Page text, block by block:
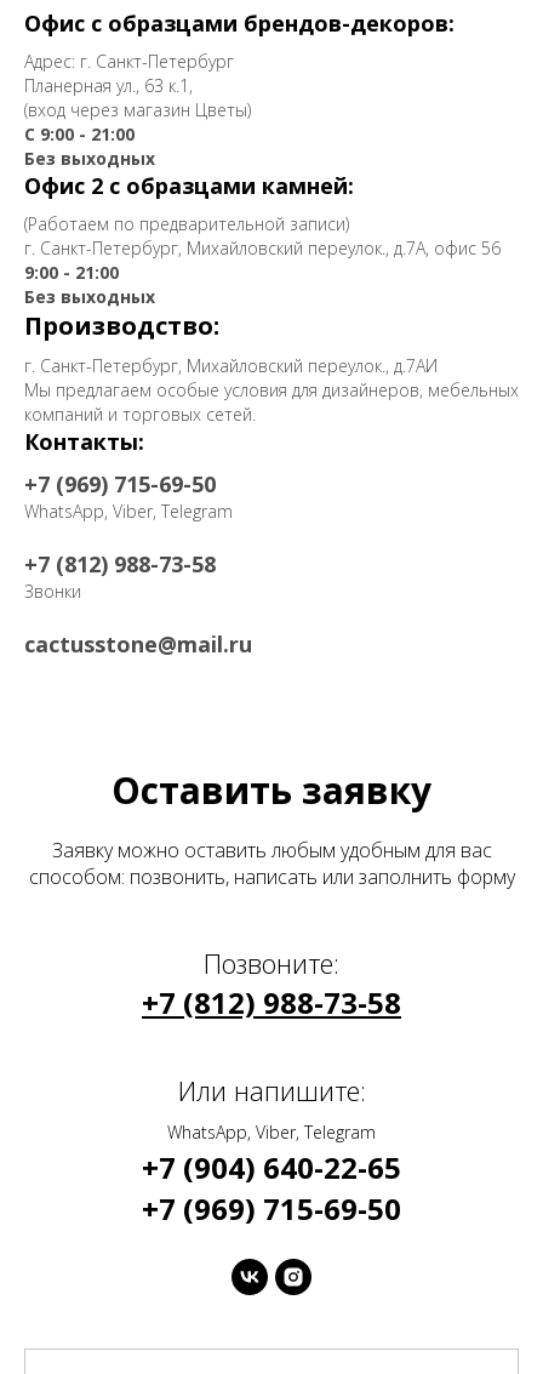
Офис с образцами брендов-декоров:
Адрес: г. Санкт-Петербург
Планерная ул., 63 к.1,
(вход через магазин Цветы)
С 9:00 - 21:00
Без выходных
Офис 2 с образцами камней:
(Работаем по предварительной записи)
г. Санкт-Петербург, Михайловский переулок., д.7А, офис 56
9:00 - 21:00
Без выходных
Производство:
г. Санкт-Петербург, Михайловский переулок., д.7АИ
Мы предлагаем особые условия для дизайнеров, мебельных
компаний и торговых сетей.
Контакты:
+7 (969) 715-69-50
WhatsApp, Viber, Telegram
+7 (812) 988-73-58
Звонки
cactusstone@mail.ru
Оставить заявку
Заявку можно оставить любым удобным для вас
способом: позвонить, написать или заполнить форму
Позвоните:
+7 (812) 988-73-58
Или напишите:
WhatsApp, Viber, Telegram
+7 (904) 640-22-65
+7 (969) 715-69-50